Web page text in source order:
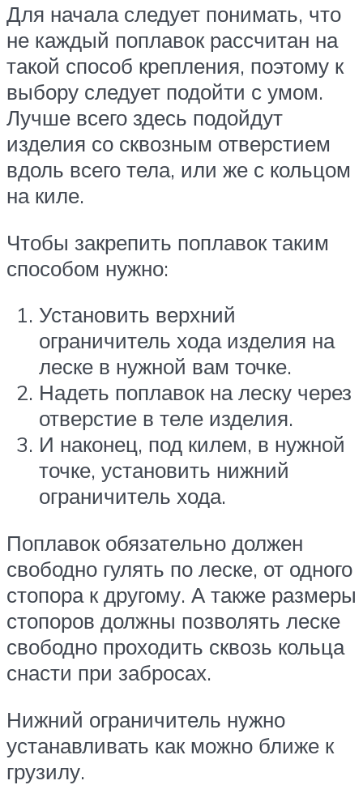
Для начала следует понимать, что
не каждый поплавок рассчитан на
такой способ крепления, поэтому к
выбору следует подойти с умом.
Лучше всего здесь подойдут
изделия со сквозным отверстием
вдоль всего тела, или же с кольцом
на киле.
Чтобы закрепить поплавок таким
способом нужно:
Установить верхний
ограничитель хода изделия на
леске в нужной вам точке.
Надеть поплавок на леску через
отверстие в теле изделия.
И наконец, под килем, в нужной
точке, установить нижний
ограничитель хода.
Поплавок обязательно должен
свободно гулять по леске, от одного
стопора к другому. А также размеры
стопоров должны позволять леске
свободно проходить сквозь кольца
снасти при забросах.
Нижний ограничитель нужно
устанавливать как можно ближе к
грузилу.